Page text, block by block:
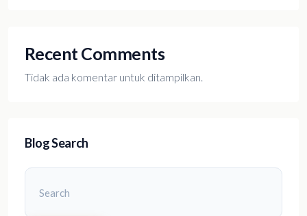
Recent Comments
Tidak ada komentar untuk ditampilkan.
Blog Search